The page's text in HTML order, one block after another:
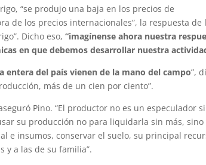
“se produjo una baja en los precios de
de los precios internacionales”, la respuesta de
Dicho eso,“imagínense ahora nuestra
en que debemos desarrollar nuestra
del país vienen de la mano del campo”,
más de un cien por ciento”.
Pino. “El productor no es un especulador
su producción no para liquidarla sin más, sino
e insumos, conservar el suelo, su principal
y a las de su familia”.